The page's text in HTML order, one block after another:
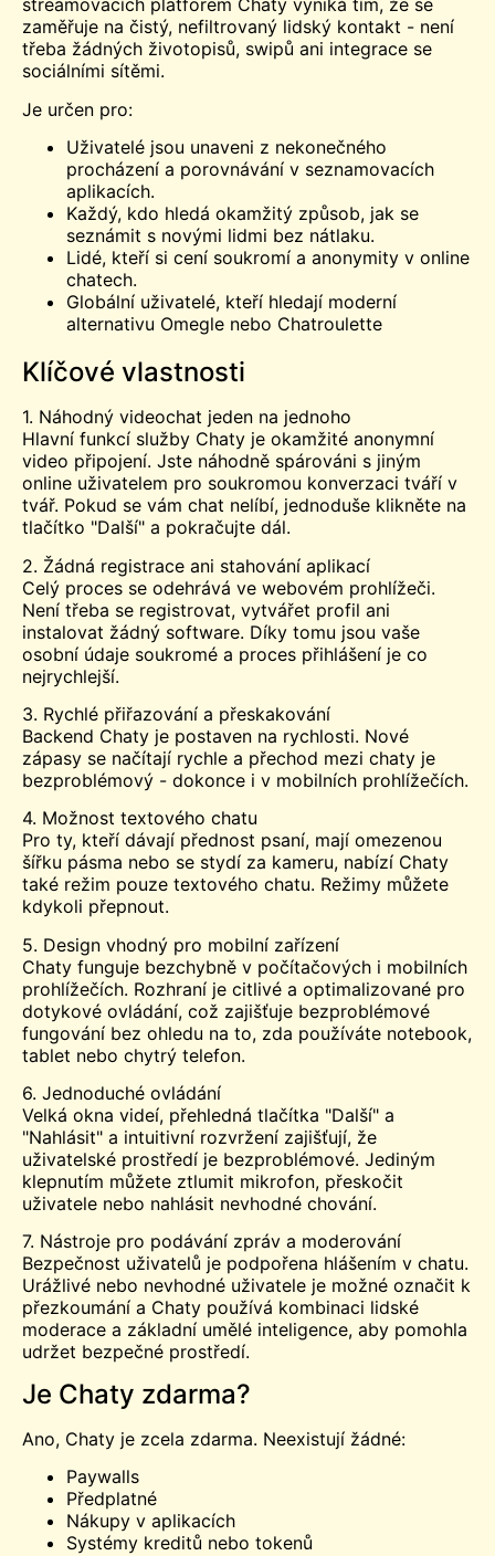
streamovacích platforem Chaty vyniká tím, že se
zaměřuje na čistý, nefiltrovaný lidský kontakt - není
třeba žádných životopisů, swipů ani integrace se
sociálními sítěmi.
Je určen pro:
Uživatelé jsou unaveni z nekonečného
procházení a porovnávání v seznamovacích
aplikacích.
Každý, kdo hledá okamžitý způsob, jak se
seznámit s novými lidmi bez nátlaku.
Lidé, kteří si cení soukromí a anonymity v online
chatech.
Globální uživatelé, kteří hledají moderní
alternativu Omegle nebo Chatroulette
Klíčové vlastnosti
1. Náhodný videochat jeden na jednoho
Hlavní funkcí služby Chaty je okamžité anonymní
video připojení. Jste náhodně spárováni s jiným
online uživatelem pro soukromou konverzaci tváří v
tvář. Pokud se vám chat nelíbí, jednoduše klikněte na
tlačítko "Další" a pokračujte dál.
2. Žádná registrace ani stahování aplikací
Celý proces se odehrává ve webovém prohlížeči.
Není třeba se registrovat, vytvářet profil ani
instalovat žádný software. Díky tomu jsou vaše
osobní údaje soukromé a proces přihlášení je co
nejrychlejší.
3. Rychlé přiřazování a přeskakování
Backend Chaty je postaven na rychlosti. Nové
zápasy se načítají rychle a přechod mezi chaty je
bezproblémový - dokonce i v mobilních prohlížečích.
4. Možnost textového chatu
Pro ty, kteří dávají přednost psaní, mají omezenou
šířku pásma nebo se stydí za kameru, nabízí Chaty
také režim pouze textového chatu. Režimy můžete
kdykoli přepnout.
5. Design vhodný pro mobilní zařízení
Chaty funguje bezchybně v počítačových i mobilních
prohlížečích. Rozhraní je citlivé a optimalizované pro
dotykové ovládání, což zajišťuje bezproblémové
fungování bez ohledu na to, zda používáte notebook,
tablet nebo chytrý telefon.
6. Jednoduché ovládání
Velká okna videí, přehledná tlačítka "Další" a
"Nahlásit" a intuitivní rozvržení zajišťují, že
uživatelské prostředí je bezproblémové. Jediným
klepnutím můžete ztlumit mikrofon, přeskočit
uživatele nebo nahlásit nevhodné chování.
7. Nástroje pro podávání zpráv a moderování
Bezpečnost uživatelů je podpořena hlášením v chatu.
Urážlivé nebo nevhodné uživatele je možné označit k
přezkoumání a Chaty používá kombinaci lidské
moderace a základní umělé inteligence, aby pomohla
udržet bezpečné prostředí.
Je Chaty zdarma?
Ano, Chaty je zcela zdarma. Neexistují žádné:
Paywalls
Předplatné
Nákupy v aplikacích
Systémy kreditů nebo tokenů